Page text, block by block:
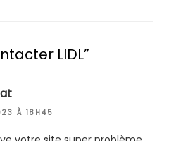
LIDL”
À 18H45